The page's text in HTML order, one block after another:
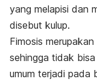
yang melapisi dan
disebut kulup.
Fimosis
sehingga tidak
umum terjadi pada